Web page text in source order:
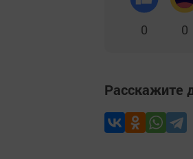
0 0
Расскажите